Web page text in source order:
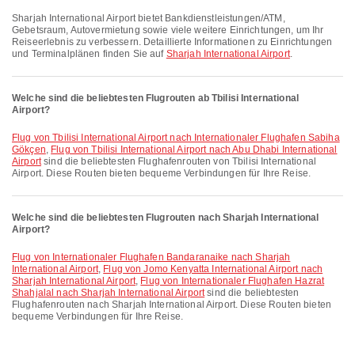
Sharjah International Airport bietet Bankdienstleistungen/ATM,
Gebetsraum, Autovermietung sowie viele weitere Einrichtungen, um Ihr
Reiseerlebnis zu verbessern. Detaillierte Informationen zu Einrichtungen
und Terminalplänen finden Sie auf Sharjah International Airport.
Welche sind die beliebtesten Flugrouten ab Tbilisi International
Airport?
Flug von Tbilisi International Airport nach Internationaler Flughafen Sabiha
Gökçen, Flug von Tbilisi International Airport nach Abu Dhabi International
Airportsind die beliebtesten Flughafenrouten von Tbilisi International
Airport. Diese Routen bieten bequeme Verbindungen für Ihre Reise.
Welche sind die beliebtesten Flugrouten nach Sharjah International
Airport?
Flug von Internationaler Flughafen Bandaranaike nach Sharjah
International Airport, Flug von Jomo Kenyatta International Airport nach
Sharjah International Airport, Flug von Internationaler Flughafen Hazrat
Shahjalal nach Sharjah International Airportsind die beliebtesten
Flughafenrouten nach Sharjah International Airport. Diese Routen bieten
bequeme Verbindungen für Ihre Reise.